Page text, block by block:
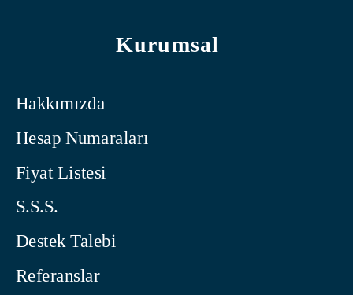
Kurumsal
Hakkımızda
Hesap Numaraları
Fiyat Listesi
S.S.S.
Destek Talebi
Referanslar